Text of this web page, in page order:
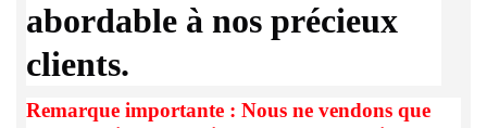
abordable à nos précieux
clients.
Remarque importante : Nous ne vendons que